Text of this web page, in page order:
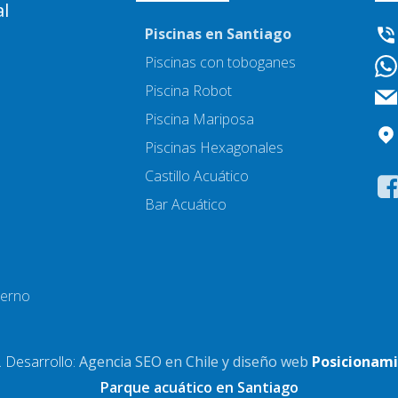
Piscinas en Santiago
Piscinas con toboganes
Piscina Robot
Piscina Mariposa
Piscinas Hexagonales
Castillo Acuático
Bar Acuático
Desarrollo: Agencia SEO en Chile y diseño web
Parque acuático en Santiago